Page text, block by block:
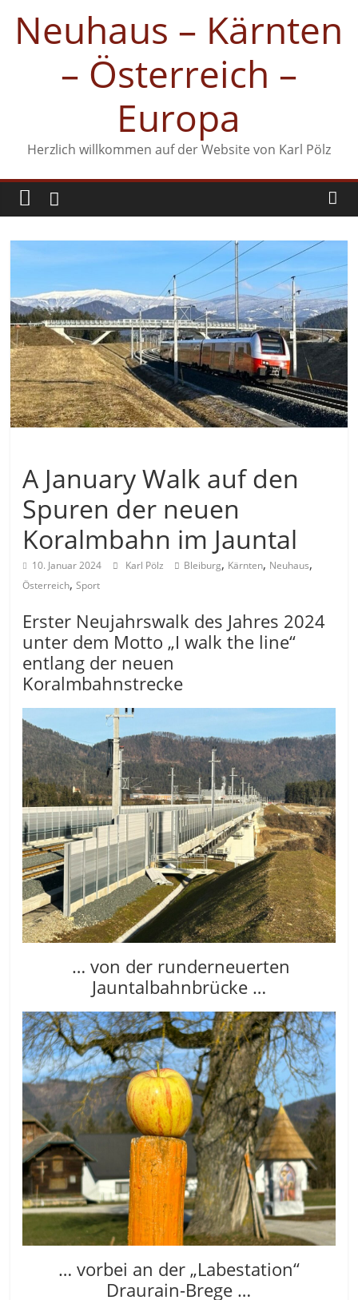
Inhalt
springen
Neuhaus – Kärnten
– Österreich –
Europa
Herzlich willkommen auf der Website von Karl Pölz
A January Walk auf den
Spuren der neuen
Koralmbahn im Jauntal
10. Januar 2024 Karl Pölz Bleiburg, Kärnten, Neuhaus,
Österreich,Sport
Erster Neujahrswalk des Jahres 2024
unter dem Motto „I walk the line“
entlang der neuen
Koralmbahnstrecke
… von der runderneuerten
Jauntalbahnbrücke …
… vorbei an der „Labestation“
Draurain-Brege …